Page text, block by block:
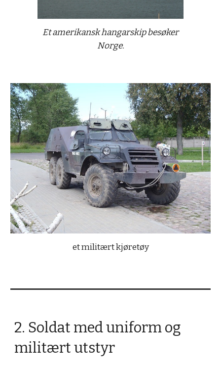
Et amerikansk hangarskip besøker
Norge.
et militært kjøretøy
2. Soldat med uniform og
militært utstyr